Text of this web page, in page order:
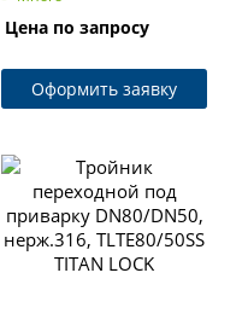
Цена по запросу
Оформить заявку